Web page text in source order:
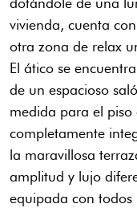
vivienda, cuenta
otra zona de relax
El ático se
de un espacioso
medida para el piso
completamente
la maravillosa
amplitud y lujo
equipada con todos